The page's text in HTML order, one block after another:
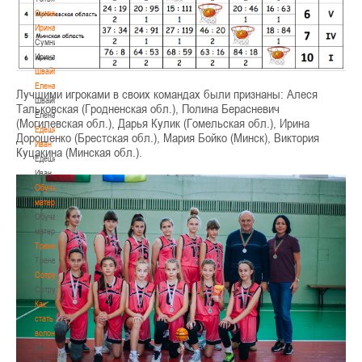
Сумникова
Ирина
Сумникова
Ирина
Швайбович
Елена
Швайбович
Елена
Едешко
Иван
Едешко
Иван
Обучающие
материалы
Обучающие
материалы
Тренерам
Тренерам
Сотрудничество
Сотрудничество
Как
стать
волонтером
Как
Лучшими игроками в своих командах были признаны: Алеся
Тальковская (Гродненская обл.), Полина Берасневич
(Могилевская обл.), Дарья Кулик (Гомельская обл.), Ирина
Дорошенко (Брестская обл.), Мария Бойко (Минск), Виктория
Куцакина (Минская обл.).